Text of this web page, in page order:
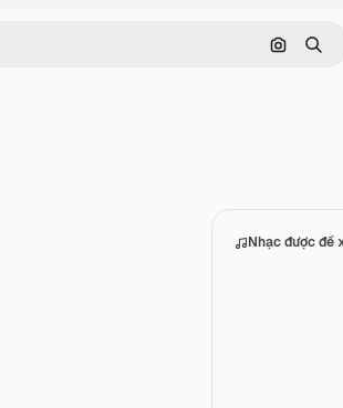
Tìm Tìm
Nhạc được đề